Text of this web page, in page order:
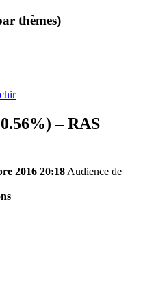
thèmes)
– RAS
2016 20:18 Audience de